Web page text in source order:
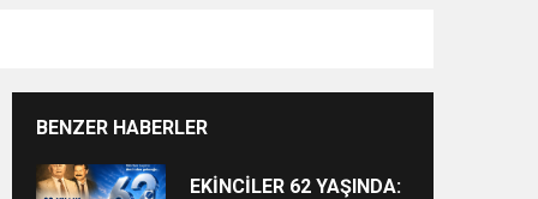
BENZER HABERLER
EKİNCİLER 62 YAŞINDA: